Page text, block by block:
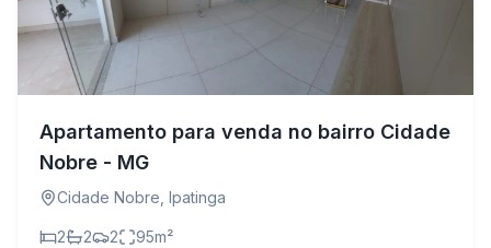
Apartamento para venda no bairro Cidade
Nobre - MG
Cidade Nobre Ipatinga
2 2 2 95m²